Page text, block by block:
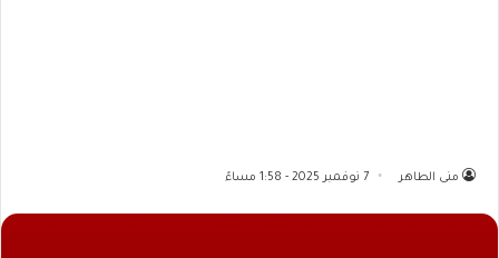
منى الطاهر 7 نوفمبر 2025 - 1:58 مساءً